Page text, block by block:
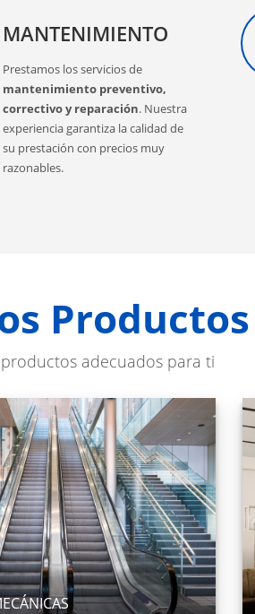
MANTENIMIENTO
Prestamos los servicios de
mantenimiento preventivo,
correctivo y reparación. Nuestra
experiencia garantiza la calidad de
su prestación con precios muy
razonables.
Productos
adecuados para ti